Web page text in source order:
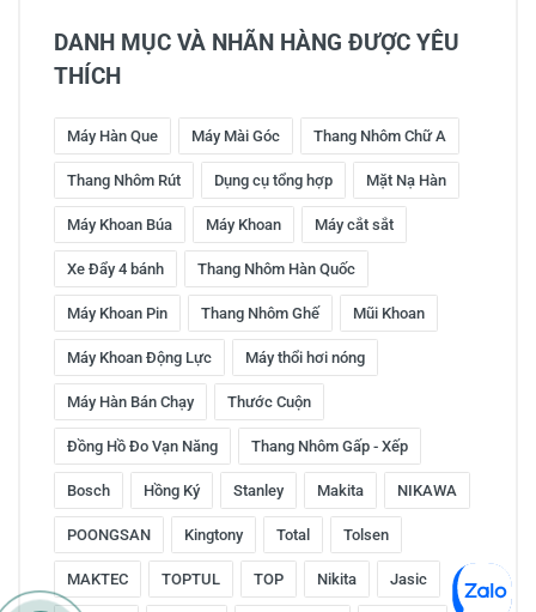
DANH MỤC VÀ NHÃN HÀNG ĐƯỢC YÊU
THÍCH
Máy Hàn Que Máy Mài Góc Thang Nhôm Chữ A
Thang Nhôm Rút Dụng cụ tổng hợp Mặt Nạ Hàn
Máy Khoan Búa Máy Khoan Máy cắt sắt
Xe Đẩy 4 bánh Thang Nhôm Hàn Quốc
Máy Khoan Pin Thang Nhôm Ghế Mũi Khoan
Máy Khoan Động Lực Máy thổi hơi nóng
Máy Hàn Bán Chạy Thước Cuộn
Đồng Hồ Đo Vạn Năng Thang Nhôm Gấp - Xếp
Bosch Hồng Ký Stanley Makita NIKAWA
POONGSAN Kingtony Total Tolsen
MAKTEC TOPTUL TOP Nikita Jasic